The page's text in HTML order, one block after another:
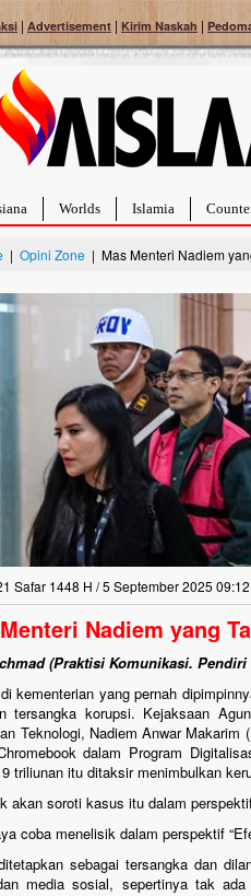
| Advertisement | Kirim Naskah |
Worlds Islamia
| Opini Zone | Mas Menteri Nadiem
Safar 1448 H / 5 September 2025
Nadiem yang
(Praktisi Komunikasi.
kementerian yang pernah
tersangka korupsi. Kejaksaan
Teknologi, Nadiem Anwar
dalam Program
triliunan itu ditaksir menimbulkan
akan soroti kasus itu dalam
coba menelisik dalam perspektif
sebagai tersangka dan
media sosial, sepertinya tak
Bantu Naura, Balita
Tumor Pembuluh Darah
Hidup Naura Salsabila
rintangan yang sangat berat.
berusia sepuluh bulan, bayi
menghadapi penyakit yang
pembuluh darah berukuran...